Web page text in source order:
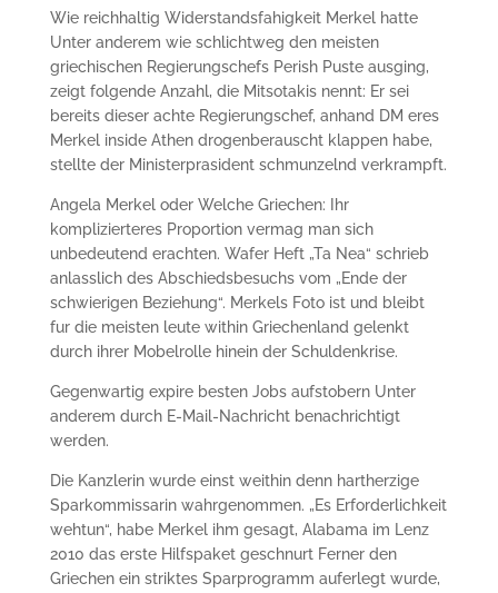
Wie reichhaltig Widerstandsfahigkeit Merkel hatte
Unter anderem wie schlichtweg den meisten
griechischen Regierungschefs Perish Puste ausging,
zeigt folgende Anzahl, die Mitsotakis nennt: Er sei
bereits dieser achte Regierungschef, anhand DM eres
Merkel inside Athen drogenberauscht klappen habe,
stellte der Ministerprasident schmunzelnd verkrampft.
Angela Merkel oder Welche Griechen: Ihr
komplizierteres Proportion vermag man sich
unbedeutend erachten. Wafer Heft „Ta Nea“ schrieb
anlasslich des Abschiedsbesuchs vom „Ende der
schwierigen Beziehung“. Merkels Foto ist und bleibt
fur die meisten leute within Griechenland gelenkt
durch ihrer Mobelrolle hinein der Schuldenkrise.
Gegenwartig expire besten Jobs aufstobern Unter
anderem durch E-Mail-Nachricht benachrichtigt
werden.
Die Kanzlerin wurde einst weithin denn hartherzige
Sparkommissarin wahrgenommen. „Es Erforderlichkeit
wehtun“, habe Merkel ihm gesagt, Alabama im Lenz
2010 das erste Hilfspaket geschnurt Ferner den
Griechen ein striktes Sparprogramm auferlegt wurde,